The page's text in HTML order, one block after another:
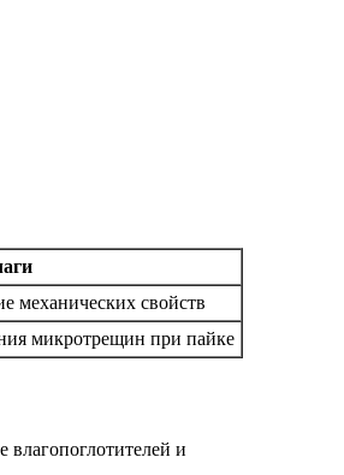
механических свойств
микротрещин при пайке
и